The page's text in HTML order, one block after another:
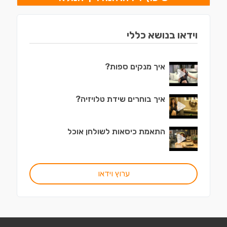
וידאו בנושא כללי
איך מנקים ספות?
איך בוחרים שידת טלויזיה?
התאמת כיסאות לשולחן אוכל
ערוץ וידאו